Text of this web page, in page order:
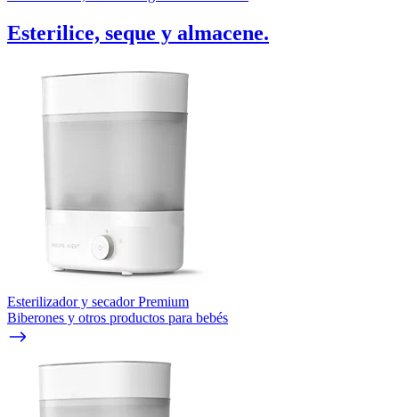
Esterilice, seque y almacene.
Esterilizador y secador Premium
Biberones y otros productos para bebés